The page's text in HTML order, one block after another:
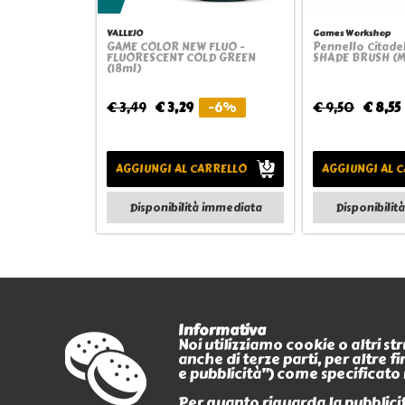
Quickview
VALLEJO
GAME COLOR NEW FLUO -
FLUORESCENT COLD GREEN
(18ml)
€ 3,49 € 3,29 -6%
AGGIUNGI AL CARRELLO
Disponibilità immediata
Games Workshop
Pennello
SHADE BRUSH
€ 9,50 € 8,55
AGGIUNGI AL
PAGAMENTI
CERTIFICATI
Informativa
Noi utilizziamo cookie o altri
anche di terze parti, per altre
e pubblicità”) come